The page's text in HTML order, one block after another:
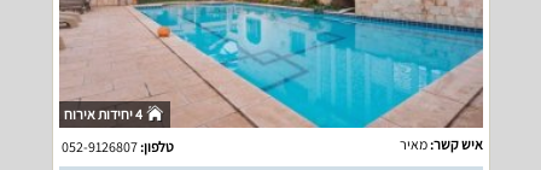
4 יחידות אירוח
איש קשר:מאיר טלפון:052-9126807